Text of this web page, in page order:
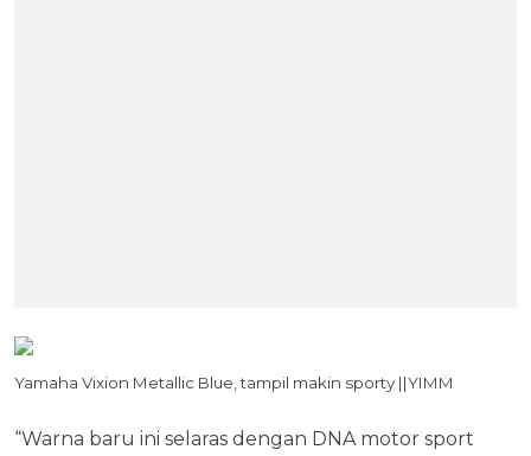
Yamaha Vixion Metallic Blue, tampil makin sporty ||YIMM
“Warna baru ini selaras dengan DNA motor sport